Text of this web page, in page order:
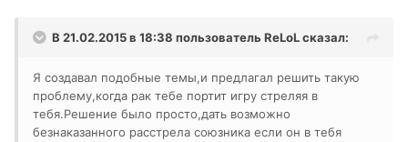
В 21.02.2015 в 18:38 пользователь ReLoLсказал:
Я создавал подобные темы,и предлагал решить такую
проблему,когда рак тебе портит игру стреляя в
тебя.Решение было просто,дать возможно
безнаказанного расстрела союзника если он в тебя